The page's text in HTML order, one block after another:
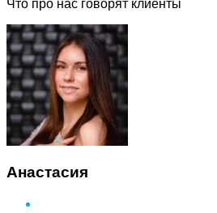
Что про нас говорят клиенты
Анастасия